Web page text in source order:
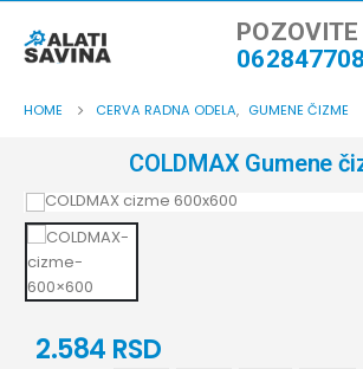
HOME CERVA RADNA ODELA, GUMENE ČIZME
COLDMAX Gumene
2.584 RSD